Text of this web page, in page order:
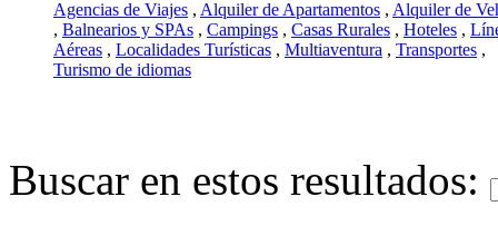
Agencias de Viajes , Alquiler de Apartamentos , Alquiler de
, Balnearios y SPAs , Campings , Casas Rurales , Hoteles ,
Aéreas , Localidades Turísticas , Multiaventura , Transportes ,
Turismo de idiomas
Buscar en estos resultados: